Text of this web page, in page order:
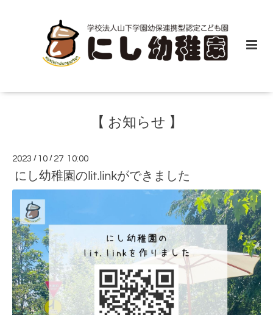
【 お知らせ 】
2023 / 10 / 27 10:00
にし幼稚園のlit.linkができました